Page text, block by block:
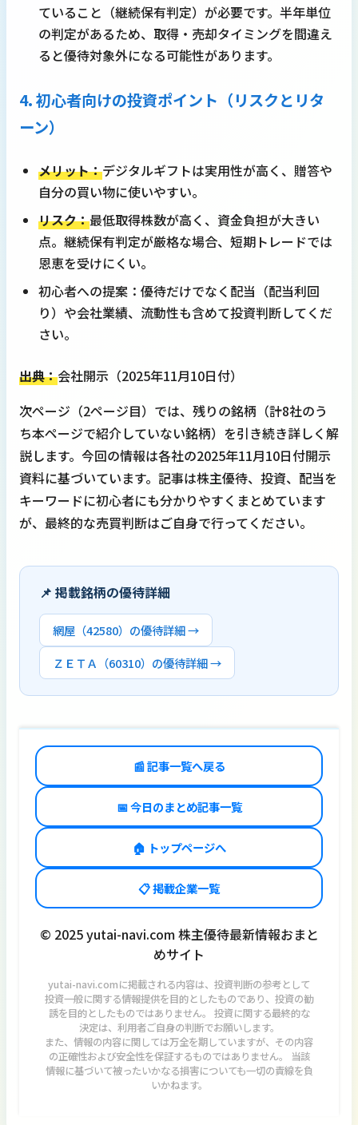
ていること（継続保有判定）が必要です。半年単位
の判定があるため、取得・売却タイミングを間違え
ると優待対象外になる可能性があります。
4. 初心者向けの投資ポイント（リスクとリタ
ーン）
メリット：デジタルギフトは実用性が高く、贈答や
自分の買い物に使いやすい。
リスク：最低取得株数が高く、資金負担が大きい
点。継続保有判定が厳格な場合、短期トレードでは
恩恵を受けにくい。
初心者への提案：優待だけでなく配当（配当利回
り）や会社業績、流動性も含めて投資判断してくだ
さい。
出典：会社開示（2025年11月10日付）
次ページ（2ページ目）では、残りの銘柄（計8社のう
ち本ページで紹介していない銘柄）を引き続き詳しく解
説します。今回の情報は各社の2025年11月10日付開示
資料に基づいています。記事は株主優待、投資、配当を
キーワードに初心者にも分かりやすくまとめています
が、最終的な売買判断はご自身で行ってください。
📌 掲載銘柄の優待詳細
網屋（42580）の優待詳細 →
ＺＥＴＡ（60310）の優待詳細 →
📰 記事一覧へ戻る
📅 今日のまとめ記事一覧
🏠 トップページへ
📋 掲載企業一覧
© 2025 yutai-navi.com 株主優待最新情報おまと
めサイト
yutai-navi.comに掲載される内容は、投資判断の参考として
投資一般に関する情報提供を目的としたものであり、投資の勧
誘を目的としたものではありません。 投資に関する最終的な
決定は、利用者ご自身の判断でお願いします。
また、情報の内容に関しては万全を期していますが、その内容
の正確性および安全性を保証するものではありません。 当該
情報に基づいて被ったいかなる損害についても一切の責線を負
いかねます。